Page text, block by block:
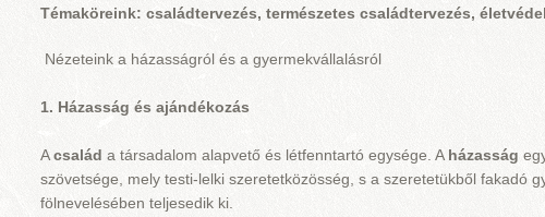
Témaköreink: családtervezés, természetes családtervezés, é
Nézeteink a házasságról és a gyermekvállalásról
1. Házasság és ajándékozás
Acsalád a társadalom alapvető és létfenntartó egysége. A házasság
szövetsége, mely testi-lelki szeretetközösség, s a szeretetükből fakadó
fölnevelésében teljesedik ki.